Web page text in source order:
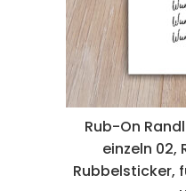
Rub-On
einzeln 02,
Rubbelsticker,